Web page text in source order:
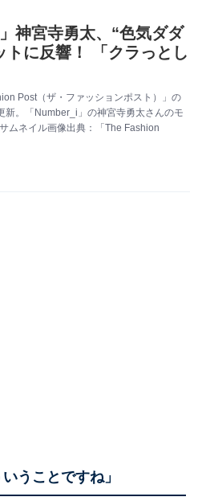
神宮寺勇太、“色気ダダ
トに反響！ 「クラっとし
Post（ザ・ファッションポスト）」の
新。「Number_i」の神宮寺勇太さんのモ
ムネイル画像出典：「The Fashion
うことですね」